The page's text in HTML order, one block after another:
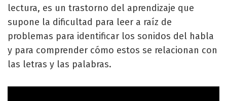
lectura, es un trastorno del aprendizaje que
supone la dificultad para leer a raíz de
problemas para identificar los sonidos del habla
y para comprender cómo estos se relacionan con
las letras y las palabras.